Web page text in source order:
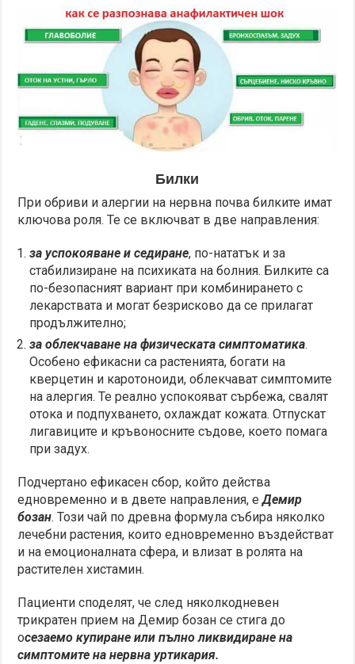
Билки
При обриви и алергии на нервна почва билките имат
ключова роля. Те се включват в две направления:
за успокояване и седиране, по-нататък и за
стабилизиране на психиката на болния. Билките са
по-безопасният вариант при комбинирането с
лекарствата и могат безрисково да се прилагат
продължително;
за облекчаване на физическата симптоматика.
Особено ефикасни са растенията, богати на
кверцетин и каротоноиди, облекчават симптомите
на алергия. Те реално успокояват сърбежа, свалят
отока и подпухването, охлаждат кожата. Отпускат
лигавиците и кръвоносните съдове, което помага
при задух.
Подчертано ефикасен сбор, който действа
едновременно и в двете направления, еДемир
бозан. Този чай по древна формула събира няколко
лечебни растения, които едновременно въздействат
и на емоционалната сфера, и влизат в ролята на
растителен хистамин.
Пациенти споделят, че след няколкодневен
трикратен прием на Демир бозан се стига до
осезаемо купиране или пълно ликвидиране на
симптомите на нервна уртикария.